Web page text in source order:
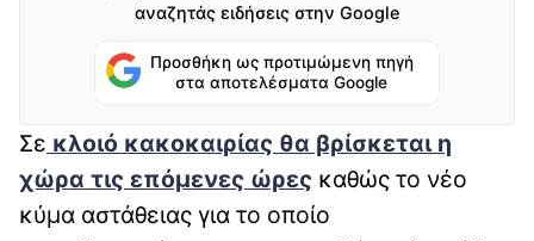
αναζητάς ειδήσεις στην Google
Προσθήκη ως προτιμώμενη πηγή
στα αποτελέσματα Google
Σε κλοιό κακοκαιρίας θα βρίσκεται η
χώρα τις επόμενες ώρες καθώς το νέο
κύμα αστάθειας για το οποίο